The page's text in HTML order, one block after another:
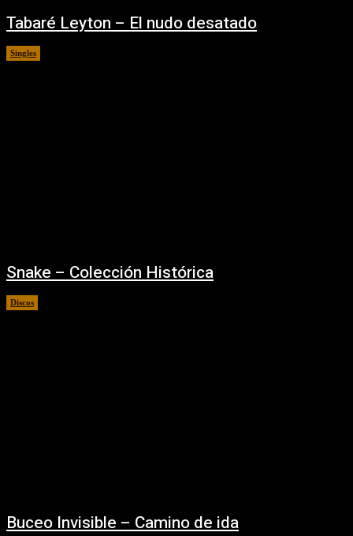
Tabaré Leyton – El nudo desatado
Singles
Snake – Colección Histórica
Discos
Buceo Invisible – Camino de ida